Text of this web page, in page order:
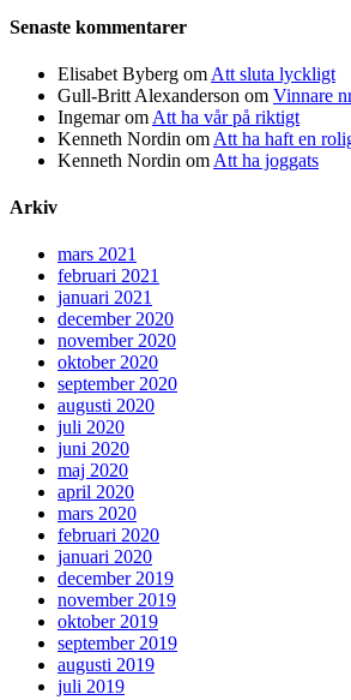
Senaste kommentarer
Elisabet Byberg om Att sluta lyckligt
Gull-Britt Alexanderson om Vinnare
Ingemarom Att ha vår på riktigt
Kenneth Nordin om Att ha haft en
Kenneth Nordin om Att ha joggats
Arkiv
mars 2021
februari 2021
januari 2021
december 2020
november 2020
oktober 2020
september 2020
augusti 2020
juli 2020
juni 2020
maj 2020
april 2020
mars 2020
februari 2020
januari 2020
december 2019
november 2019
oktober 2019
september 2019
augusti 2019
juli 2019